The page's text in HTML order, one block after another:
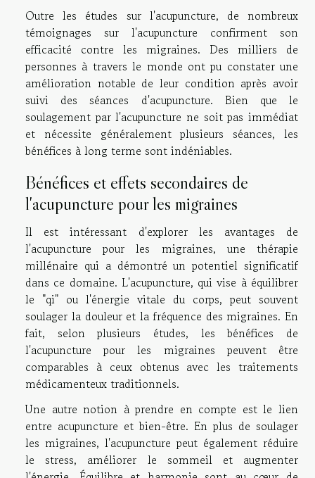
Outre les études sur l'acupuncture, de nombreux
témoignages sur l'acupuncture confirment son
efficacité contre les migraines. Des milliers de
personnes à travers le monde ont pu constater une
amélioration notable de leur condition après avoir
suivi des séances d'acupuncture. Bien que le
soulagement par l'acupuncture ne soit pas immédiat
et nécessite généralement plusieurs séances, les
bénéfices à long terme sont indéniables.
Bénéfices et effets secondaires de
l'acupuncture pour les migraines
Il est intéressant d'explorer les avantages de
l'acupuncture pour les migraines, une thérapie
millénaire qui a démontré un potentiel significatif
dans ce domaine. L'acupuncture, qui vise à équilibrer
le "qi" ou l'énergie vitale du corps, peut souvent
soulager la douleur et la fréquence des migraines. En
fait, selon plusieurs études, les bénéfices de
l'acupuncture pour les migraines peuvent être
comparables à ceux obtenus avec les traitements
médicamenteux traditionnels.
Une autre notion à prendre en compte est le lien
entre acupuncture et bien-être. En plus de soulager
les migraines, l'acupuncture peut également réduire
le stress, améliorer le sommeil et augmenter